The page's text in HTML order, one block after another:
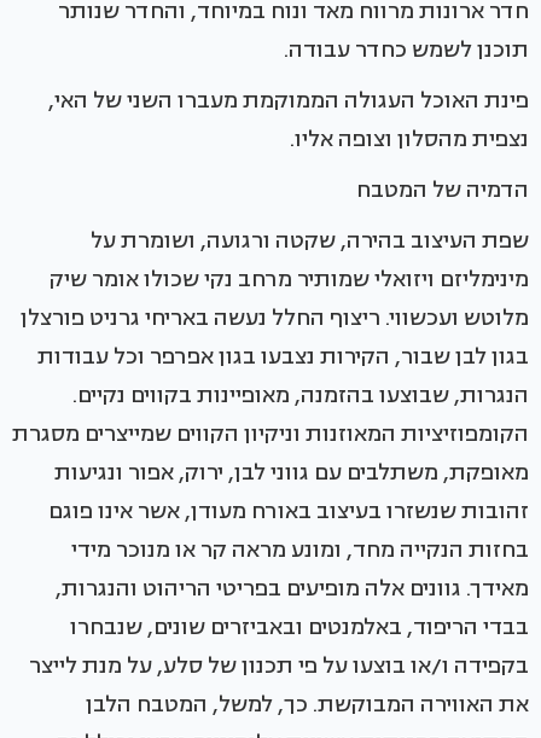
חדר ארונות מרווח מאד ונוח במיוחד, והחדר שנותר
תוכנן לשמש כחדר עבודה.
פינת האוכל העגולה הממוקמת מעברו השני של האי,
נצפית מהסלון וצופה אליו.
הדמיה של המטבח
שפת העיצוב בהירה, שקטה ורגועה, ושומרת על
מינימליזם ויזואלי שמותיר מרחב נקי שכולו אומר שיק
מלוטש ועכשווי. ריצוף החלל נעשה באריחי גרניט פורצלן
בגון לבן שבור, הקירות נצבעו בגון אפרפר וכל עבודות
הנגרות, שבוצעו בהזמנה, מאופיינות בקווים נקיים.
הקומפוזיציות המאוזנות וניקיון הקווים שמייצרים מסגרת
מאופקת, משתלבים עם גווני לבן, ירוק, אפור ונגיעות
זהובות שנשזרו בעיצוב באורח מעודן, אשר אינו פוגם
בחזות הנקייה מחד, ומונע מראה קר או מנוכר מידי
מאידך. גוונים אלה מופיעים בפריטי הריהוט והנגרות,
בבדי הריפוד, באלמנטים ובאביזרים שונים, שנבחרו
בקפידה ו/או בוצעו על פי תכנון של סלע, על מנת לייצר
את האווירה המבוקשת. כך, למשל, המטבח הלבן